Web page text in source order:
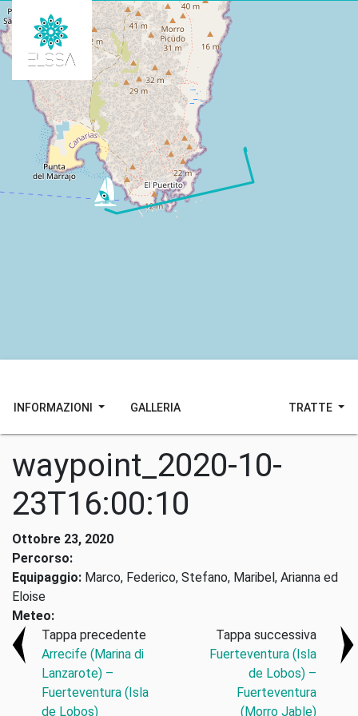
INFORMAZIONI GALLERIA TRATTE
waypoint_2020-10-
23T16:00:10
Ottobre 23, 2020
Percorso:
Equipaggio: Marco, Federico, Stefano, Maribel, Arianna ed
Eloise
Meteo:
Tappa precedente
Arrecife (Marina di
Lanzarote) –
Fuerteventura (Isla
de Lobos)
Tappa successiva
Fuerteventura (Isla
de Lobos) –
Fuerteventura
(Morro Jable)